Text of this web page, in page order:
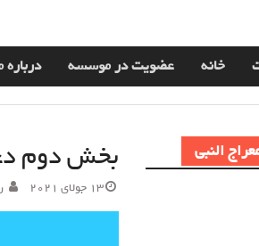
خانه عضویت در موسسه
بخش دوم
13 جولای 2021
النبی